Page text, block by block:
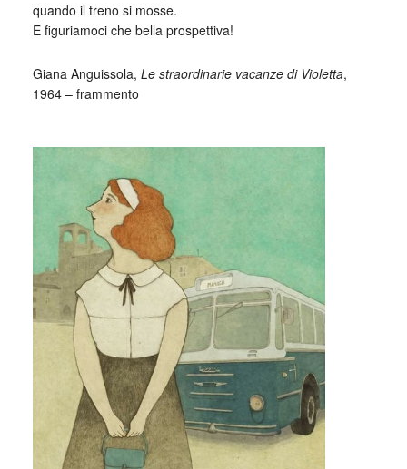
quando il treno si mosse.
E figuriamoci che bella prospettiva!
Giana Anguissola, Le straordinarie vacanze di Violetta,
1964 – frammento